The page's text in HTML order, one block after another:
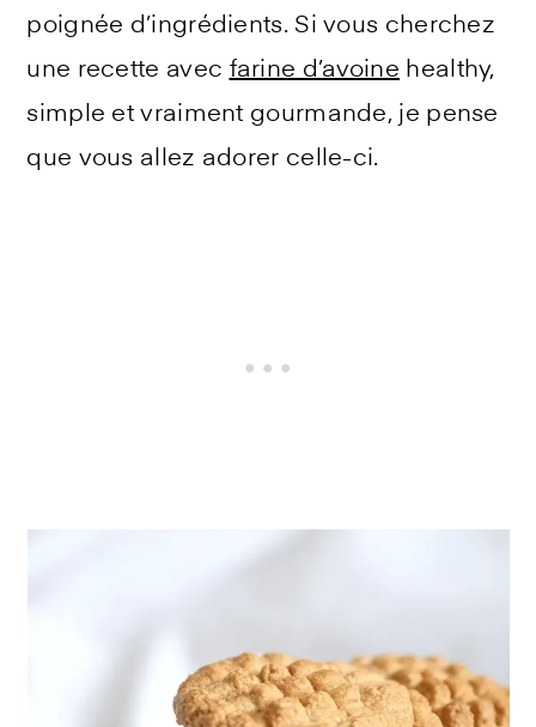
poignée d’ingrédients. Si vous cherchez
une recette avec farine d’avoine healthy,
simple et vraiment gourmande, je pense
que vous allez adorer celle-ci.